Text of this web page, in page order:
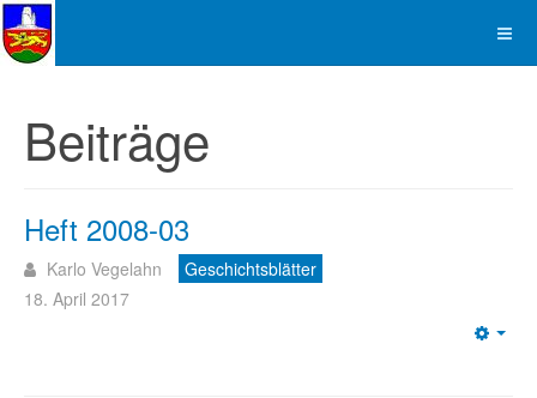
Beiträge
Heft 2008-03
Karlo Vegelahn
Geschichtsblätter
18. April 2017